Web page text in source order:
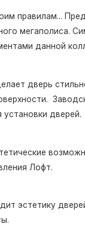
правилам...
мегаполиса.
данной
дверь
дверей.
Лофт.
эстетику